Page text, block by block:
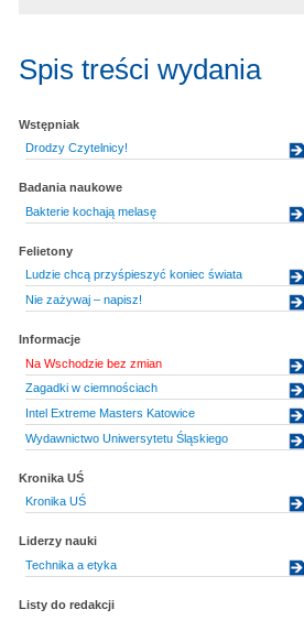
Spis treści wydania
Wstępniak
Drodzy Czytelnicy!
Badania naukowe
Bakterie kochają melasę
Felietony
Ludzie chcą przyśpieszyć koniec świata
Nie zażywaj – napisz!
Informacje
Na Wschodzie bez zmian
Zagadki w ciemnościach
Intel Extreme Masters Katowice
Wydawnictwo Uniwersytetu Śląskiego
Kronika UŚ
Kronika UŚ
Liderzy nauki
Technika a etyka
Listy do redakcji